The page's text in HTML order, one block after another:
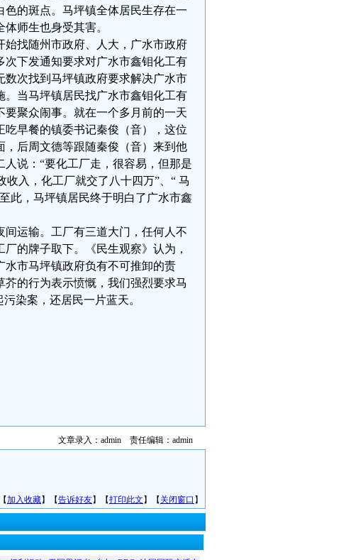
的斑点。马坪镇全体居民生存在一
师生也身受其害。
找随州市政府、人大，广水市政府
下发通知要求对广水市鑫钼化工有
次找到马坪镇政府要求解决广水市
当马坪镇居民找广水市鑫钼化工有
聚众闹事。就在一个多月前的一天
早餐的镇委书记秦俊（音），这位
后周文德等跟随秦俊（音）来到他
说：“要化工厂走，很容易，但那是
入，化工厂就交了八十四万”、“ 马
此，马坪镇居民终于明白了广水市鑫
运输。工厂有三道大门，任何人不
的牌子取下。《民生观察》认为，
水市马坪镇政府负有不可推卸的责
的行为表示愤慨，我们强烈要求马
染案，还居民一片蓝天。
文章录入：admin 责任编辑：admin
加入收藏】【告诉好友】【打印此文 】【 关闭窗口 】